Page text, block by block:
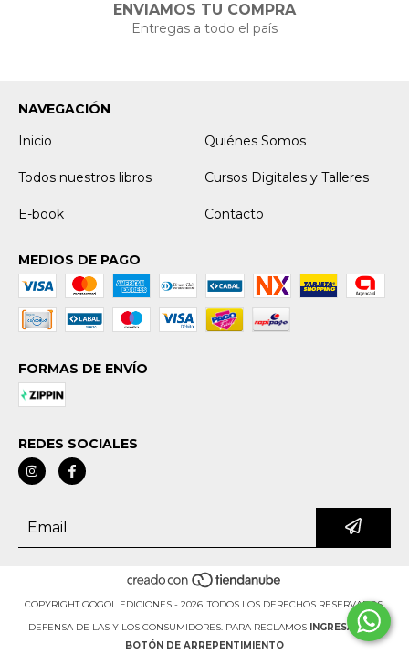
ENVIAMOS TU COMPRA
Entregas a todo el país
NAVEGACIÓN
Inicio
Quiénes Somos
Todos nuestros libros Cursos Digitales y Talleres
E-book Contacto
MEDIOS DE PAGO
FORMAS DE ENVÍO
REDES SOCIALES
COPYRIGHT GOGOL EDICIONES - 2026. TODOS LOS DERECHOS RESERVADOS.
DEFENSA DE LAS Y LOS CONSUMIDORES. PARA RECLAMOS INGRESÁ ACÁ.
BOTÓN DE ARREPENTIMIENTO